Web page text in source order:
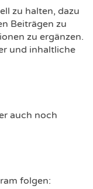
zu halten, dazu
Beiträgen zu
zu ergänzen.
und inhaltliche
auch noch
folgen: